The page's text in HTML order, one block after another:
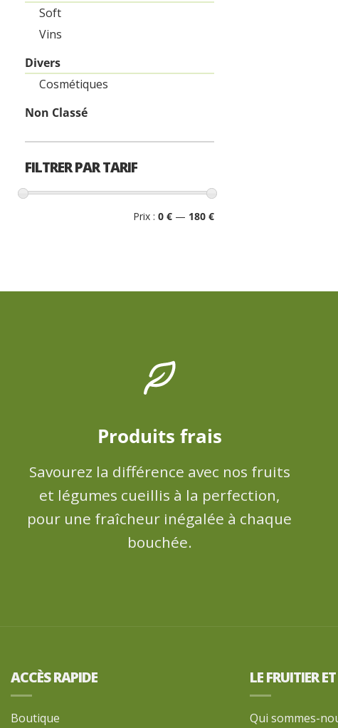
Soft
Vins
Divers
Cosmétiques
Non Classé
FILTRER PAR TARIF
Prix : 0 € — 180 €
Produits frais
Savourez la différence avec nos fruits
et légumes cueillis à la perfection,
pour une fraîcheur inégalée à chaque
bouchée.
ACCÈS RAPIDE
Boutique
LE FRUITIER
Qui sommes-